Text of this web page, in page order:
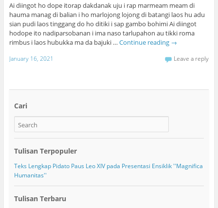
Ai diingot ho dope itorap dakdanak uju i rap marmeam meam di
hauma manag di balian i ho marlojong lojong di batangi laos hu adu
sian pudi laos tinggang do ho ditiki i sap gambo bohimi Ai diingot
hodope ito nadiparsobanan i ima naso tarlupahon au tikki roma
rimbus i laos hubukka ma da bajuki … Continue reading →
January 16, 2021 Leave a reply
Cari
Tulisan Terpopuler
Teks Lengkap Pidato Paus Leo XIV pada Presentasi Ensiklik ''Magnifica
Humanitas''
Tulisan Terbaru